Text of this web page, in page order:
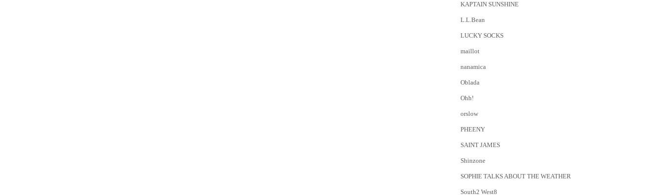
KAPTAIN SUNSHINE
L.L.Bean
LUCKY SOCKS
maillot
nanamica
Oblada
Ohh!
orslow
PHEENY
SAINT JAMES
Shinzone
SOPHIE TALKS ABOUT THE WEATHER
South2 West8